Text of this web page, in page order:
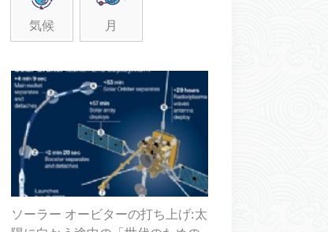
気候 月
ソーラー オービターの打ち上げ:太